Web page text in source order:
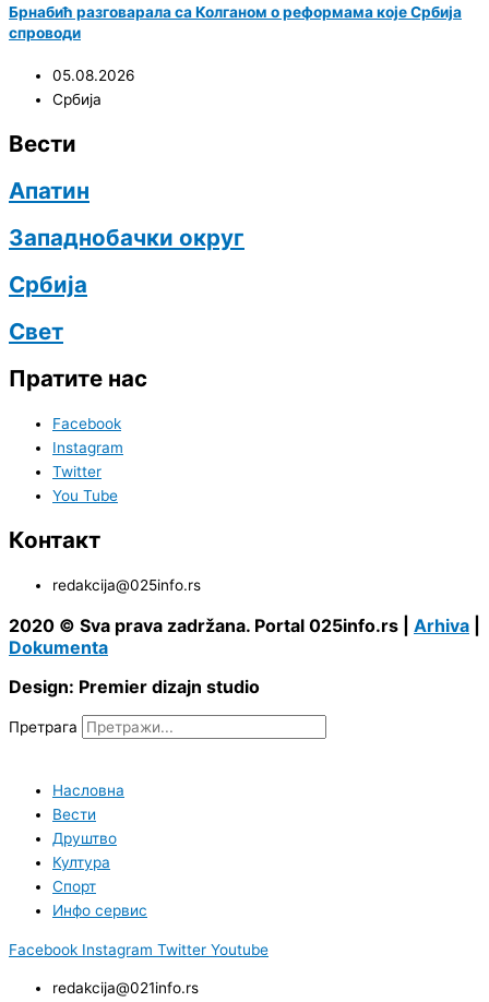
Брнабић разговарала са Колганом о реформама које Србија
спроводи
05.08.2026
Србија
Вести
Апатин
Западнобачки округ
Србија
Свет
Пратите нас
Facebook
Instagram
Twitter
You Tube
Контакт
redakcija@025info.rs
2020 © Sva prava zadržana. Portal 025info.rs | Arhiva
Dokumenta
Design: Premier dizajn studio
Претрага
Насловна
Вести
Друштво
Култура
Спорт
Инфо сервис
Facebook Instagram Twitter Youtube
redakcija@021info.rs